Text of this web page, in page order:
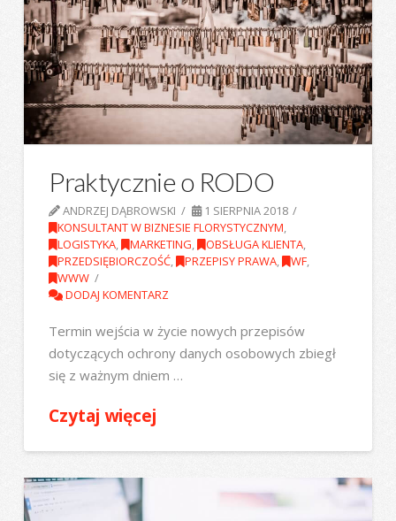
Praktycznie o RODO
ANDRZEJ DĄBROWSKI
1 SIERPNIA 2018
KONSULTANT W BIZNESIE FLORYSTYCZNYM,
LOGISTYKA, MARKETING, OBSŁUGA KLIENTA,
PRZEDSIĘBIORCZOŚĆ, PRZEPISY PRAWA, WF,
WWW
DODAJ KOMENTARZ
Termin wejścia w życie nowych przepisów
dotyczących ochrony danych osobowych zbiegł
się z ważnym dniem …
Czytaj więcej